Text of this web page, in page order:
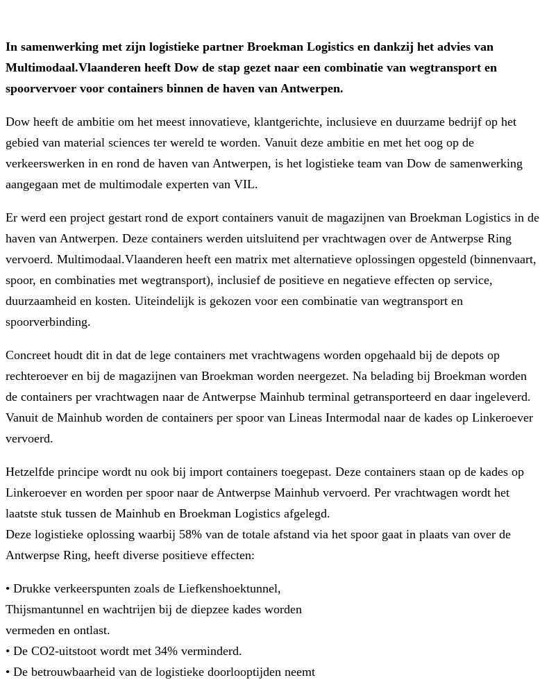
In samenwerking met zijn logistieke partner Broekman Logistics en dankzij het advies van
Multimodaal.Vlaanderen heeft Dow de stap gezet naar een combinatie van wegtransport en
spoorvervoer voor containers binnen de haven van Antwerpen.
Dow heeft de ambitie om het meest innovatieve, klantgerichte, inclusieve en duurzame bedrijf op het
gebied van material sciences ter wereld te worden. Vanuit deze ambitie en met het oog op de
verkeerswerken in en rond de haven van Antwerpen, is het logistieke team van Dow de samenwerking
aangegaan met de multimodale experten van VIL.
Er werd een project gestart rond de export containers vanuit de magazijnen van Broekman Logistics in de
haven van Antwerpen. Deze containers werden uitsluitend per vrachtwagen over de Antwerpse Ring
vervoerd. Multimodaal.Vlaanderen heeft een matrix met alternatieve oplossingen opgesteld (binnenvaart,
spoor, en combinaties met wegtransport), inclusief de positieve en negatieve effecten op service,
duurzaamheid en kosten. Uiteindelijk is gekozen voor een combinatie van wegtransport en
spoorverbinding.
Concreet houdt dit in dat de lege containers met vrachtwagens worden opgehaald bij de depots op
rechteroever en bij de magazijnen van Broekman worden neergezet. Na belading bij Broekman worden
de containers per vrachtwagen naar de Antwerpse Mainhub terminal getransporteerd en daar ingeleverd.
Vanuit de Mainhub worden de containers per spoor van Lineas Intermodal naar de kades op Linkeroever
vervoerd.
Hetzelfde principe wordt nu ook bij import containers toegepast. Deze containers staan op de kades op
Linkeroever en worden per spoor naar de Antwerpse Mainhub vervoerd. Per vrachtwagen wordt het
laatste stuk tussen de Mainhub en Broekman Logistics afgelegd.
Deze logistieke oplossing waarbij 58% van de totale afstand via het spoor gaat in plaats van over de
Antwerpse Ring, heeft diverse positieve effecten:
• Drukke verkeerspunten zoals de Liefkenshoektunnel,
Thijsmantunnel en wachtrijen bij de diepzee kades worden
vermeden en ontlast.
• De CO2-uitstoot wordt met 34% verminderd.
• De betrouwbaarheid van de logistieke doorlooptijden neemt